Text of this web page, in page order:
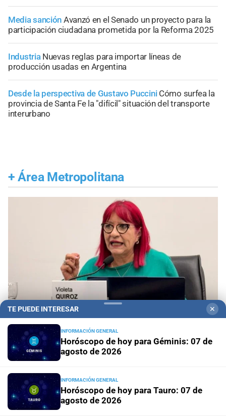
Media sanción Avanzó en el Senado un proyecto para la
participación ciudadana prometida por la Reforma 2025
Industria Nuevas reglas para importar líneas de
producción usadas en Argentina
Desde la perspectiva de Gustavo Puccini Cómo surfea la
provincia de Santa Fe la "difícil" situación del transporte
interurbano
+ Área Metropolitana
Ciudad de Santa Fe Violeta Quiroz expresó su
preocupación por el proyecto de ley nacional
Movilidad sustentableSanta Fe: la bici pública ya supera
los 670 mil viajes y suma nuevas estaciones
TE PUEDE INTERESAR ✕
INFORMACIÓN GENERAL
Horóscopo de hoy para Géminis: 07 de
agosto de 2026
INFORMACIÓN GENERAL
Horóscopo de hoy para Tauro: 07 de
agosto de 2026